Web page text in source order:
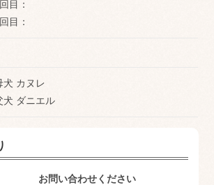
目：
目：
犬 カヌレ
犬 ダニエル
お問い合わせください